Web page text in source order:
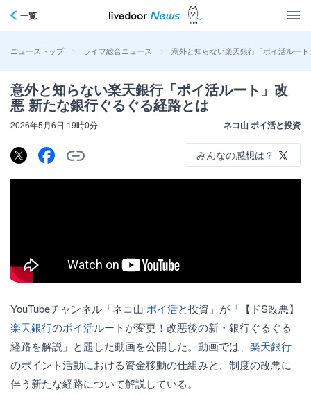
一覧
ニューストップ > ライフ総合ニュース > 意外と知らない楽天銀行「ポイ活ルー
意外と知らない楽天銀行「ポイ活ルート」改
悪 新たな銀行ぐるぐる経路とは
2026年5月6日 19時0分 ネコ山 ポイ活と投資
みんなの感想は？
YouTubeチャンネル「ネコ山 ポイ活と投資」が「【ドS改悪】
楽天銀行のポイ活ルートが変更！改悪後の新・銀行ぐるぐる
経路を解説」と題した動画を公開した。動画では、 楽天銀行
のポイント活動における資金移動の仕組みと、制度の改悪に
伴う新たな経路について解説している。